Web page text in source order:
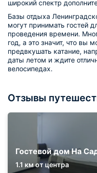
широкий спектр
Базы отдыха
могут принимать гостей
проведения времени.
год, а это значит, что вы
предвкушать катание,
даты летом и ждите
велосипедах.
Отзывы
Гостевой дом На
1.1 км от центра